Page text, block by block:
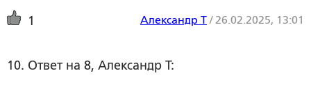
1 Александр Т/ 26.02.2025, 13:01
10. Ответ на 8, Александр Т: